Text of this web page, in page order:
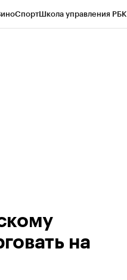
СпортШкола управления РБК
на